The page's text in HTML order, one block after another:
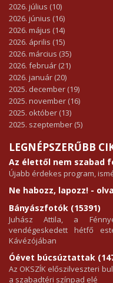
2026. július (10)
2026. június (16)
2026. május (14)
2026. április (15)
2026. március (35)
2026. február (21)
2026. január (20)
2025. december (19)
2025. november (16)
2025. október (13)
2025. szeptember (5)
LEGNÉPSZERŰBB
Az élettől nem szabad
Újabb érdekes program,
Ne habozz, lapozz! -
Bányászfotók (15391)
Juhász Attila, a
vendégeskedett hétfő
Kávézójában
Óévet búcsúztattak
Az OKSZÍK előszilveszteri
a szabadtéri színpad elé